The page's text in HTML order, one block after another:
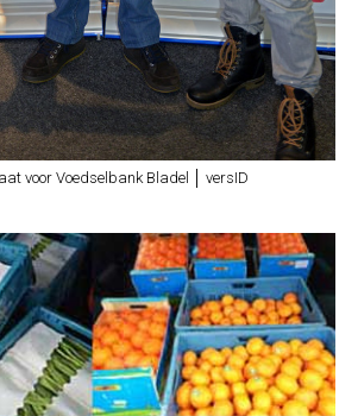
voor Voedselbank Bladel │ versID